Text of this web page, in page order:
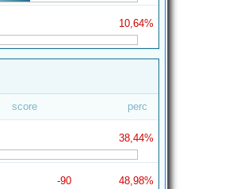
10,64%
score perc
38,44%
-90 48,98%